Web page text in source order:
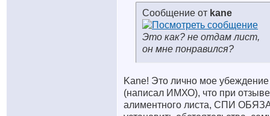
Сообщение от kane
Это как? не отдам лист,
он мне понравился?
Kane! Это лично мое убеждение
(написал ИМХО), что при отзыве
алиментного листа, СПИ